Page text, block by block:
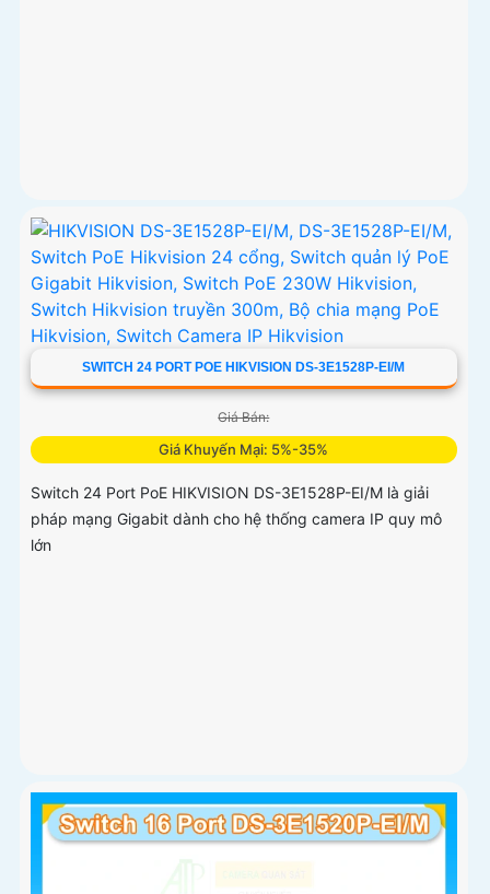
SWITCH 24 PORT POE HIKVISION DS-3E1528P-EI/M
Giá Bán:
Giá Khuyến Mại: 5%-35%
Switch 24 Port PoE HIKVISION DS-3E1528P-EI/M là giải
pháp mạng Gigabit dành cho hệ thống camera IP quy mô
lớn